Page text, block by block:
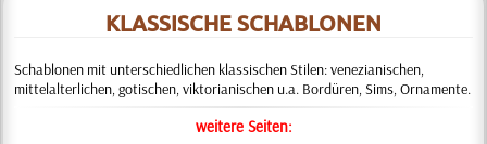
KLASSISCHE SCHABLONEN
Schablonen mit unterschiedlichen klassischen Stilen: venezianischen,
mittelalterlichen, gotischen, viktorianischen u.a. Bordüren, Sims, Ornamente.
weitere Seiten: